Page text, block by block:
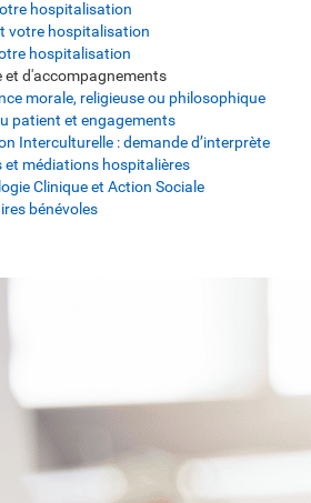
hospitalisation
votre hospitalisation
hospitalisation
et d'accompagnements
morale, religieuse ou philosophique
patient et engagements
Interculturelle : demande d’interprète
et médiations hospitalières
Clinique et Action Sociale
bénévoles